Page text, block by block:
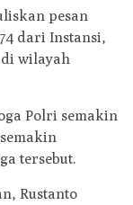
pesan
dari Instansi,
wilayah
Polri semakin
tersebut.
Rustanto